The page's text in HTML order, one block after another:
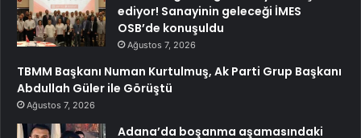
ediyor! Sanayinin geleceği İMES
OSB’de konuşuldu
Ağustos 7, 2026
TBMM Başkanı Numan Kurtulmuş, Ak Parti Grup Başkanı
Abdullah Güler ile Görüştü
Ağustos 7, 2026
Adana’da boşanma aşamasındaki